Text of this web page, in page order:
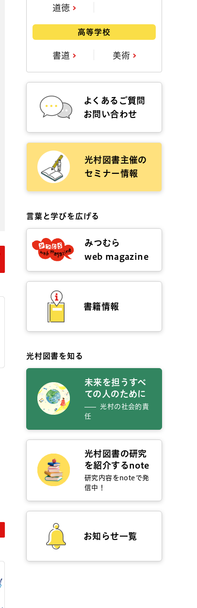
道徳
高等学校
書道 美術
よくあるご質問
お問い合わせ
光村図書主催の
セミナー情報
言葉と学びを広げる
みつむら
web magazine
書籍情報
光村図書を知る
未来を担うすべ
ての人のために
光村の社会的責
任
光村図書の研究
を紹介するnote
研究内容をnoteで発
信中！
お知らせ一覧